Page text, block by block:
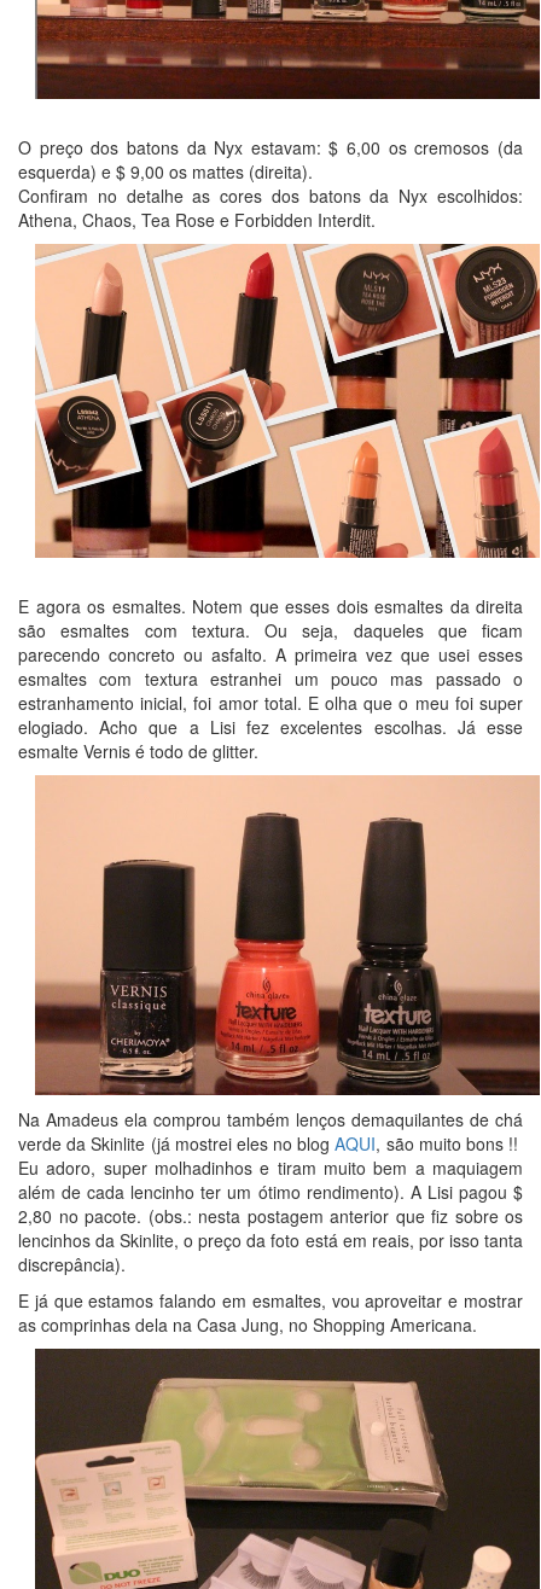
O preço dos batons da Nyx estavam: $ 6,00 os cremosos (da
esquerda) e $ 9,00 os mattes (direita).
Confiram no detalhe as cores dos batons da Nyx escolhidos:
Athena, Chaos, Tea Rose e Forbidden Interdit.
E agora os esmaltes. Notem que esses dois esmaltes da direita
são esmaltes com textura. Ou seja, daqueles que ficam
parecendo concreto ou asfalto. A primeira vez que usei esses
esmaltes com textura estranhei um pouco mas passado o
estranhamento inicial, foi amor total. E olha que o meu foi super
elogiado. Acho que a Lisi fez excelentes escolhas. Já esse
esmalte Vernis é todo de glitter.
Na Amadeus ela comprou também lenços demaquilantes de chá
verde da Skinlite (já mostrei eles no blogAQUI, são muito bons !!
Eu adoro, super molhadinhos e tiram muito bem a maquiagem
além de cada lencinho ter um ótimo rendimento). A Lisi pagou $
2,80 no pacote. (obs.: nesta postagem anterior que fiz sobre os
lencinhos da Skinlite, o preço da foto está em reais, por isso tanta
discrepância).
E já que estamos falando em esmaltes, vou aproveitar e mostrar
as comprinhas dela na Casa Jung, no Shopping Americana.